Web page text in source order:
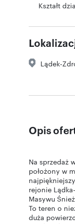
Kształt
Lądek-
Opis
Na sprzedaż
położony w
rejonie
Masywu
To teren o
duża